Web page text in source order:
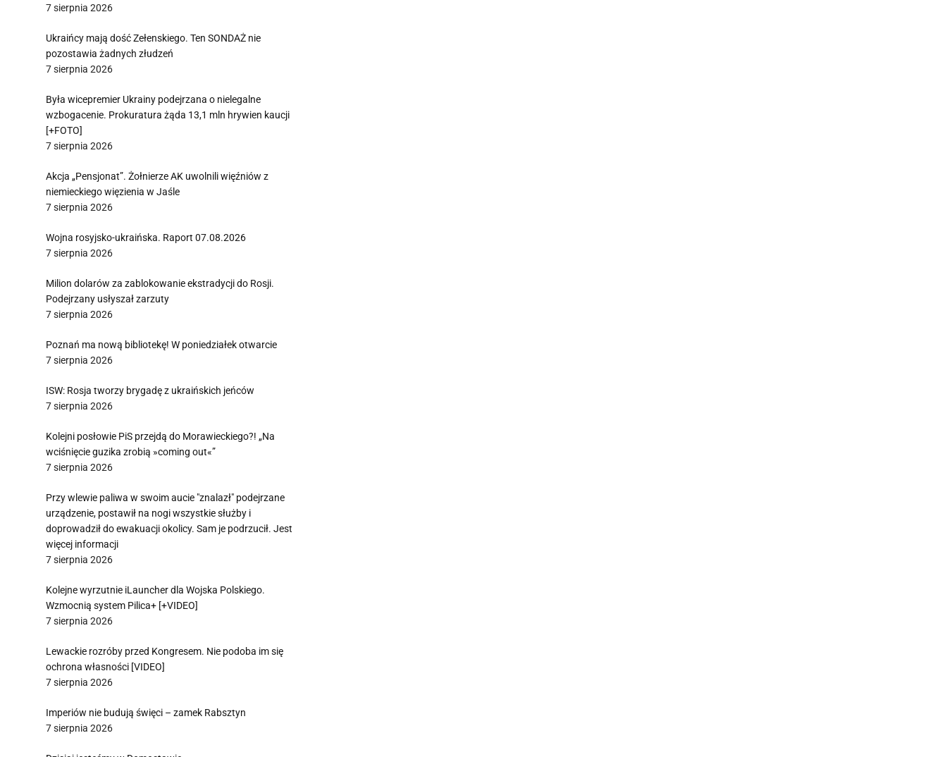
7 sierpnia 2026
Ukraińcy mają dość Zełenskiego. Ten SONDAŻ nie
pozostawia żadnych złudzeń
7 sierpnia 2026
Była wicepremier Ukrainy podejrzana o nielegalne
wzbogacenie. Prokuratura żąda 13,1 mln hrywien kaucji
[+FOTO]
7 sierpnia 2026
Akcja „Pensjonat”. Żołnierze AK uwolnili więźniów z
niemieckiego więzienia w Jaśle
7 sierpnia 2026
Wojna rosyjsko-ukraińska. Raport 07.08.2026
7 sierpnia 2026
Milion dolarów za zablokowanie ekstradycji do Rosji.
Podejrzany usłyszał zarzuty
7 sierpnia 2026
Poznań ma nową bibliotekę! W poniedziałek otwarcie
7 sierpnia 2026
ISW: Rosja tworzy brygadę z ukraińskich jeńców
7 sierpnia 2026
Kolejni posłowie PiS przejdą do Morawieckiego?! „Na
wciśnięcie guzika zrobią »coming out«”
7 sierpnia 2026
Przy wlewie paliwa w swoim aucie "znalazł" podejrzane
urządzenie, postawił na nogi wszystkie służby i
doprowadził do ewakuacji okolicy. Sam je podrzucił. Jest
więcej informacji
7 sierpnia 2026
Kolejne wyrzutnie iLauncher dla Wojska Polskiego.
Wzmocnią system Pilica+ [+VIDEO]
7 sierpnia 2026
Lewackie rozróby przed Kongresem. Nie podoba im się
ochrona własności [VIDEO]
7 sierpnia 2026
Imperiów nie budują święci – zamek Rabsztyn
7 sierpnia 2026